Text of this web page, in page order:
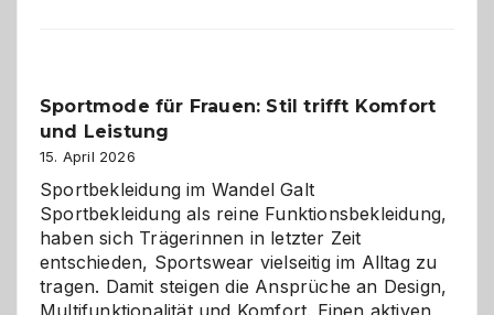
gegen
Chaos
Sportmode für Frauen: Stil trifft Komfort
und Leistung
15. April 2026
Sportbekleidung im Wandel Galt
Sportbekleidung als reine Funktionsbekleidung,
haben sich Trägerinnen in letzter Zeit
entschieden, Sportswear vielseitig im Alltag zu
tragen. Damit steigen die Ansprüche an Design,